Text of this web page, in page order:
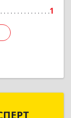
1
ЭКСПЕРТ